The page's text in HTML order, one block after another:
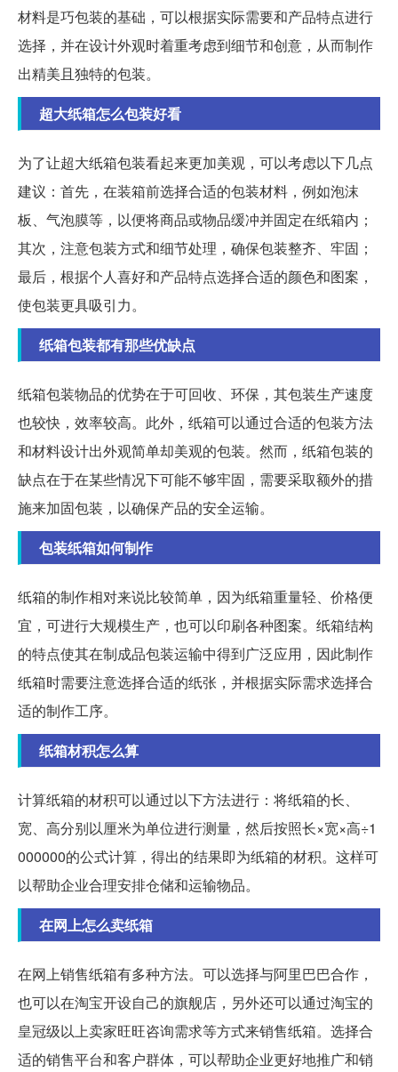
材料是巧包装的基础，可以根据实际需要和产品特点进行
选择，并在设计外观时着重考虑到细节和创意，从而制作
出精美且独特的包装。
超大纸箱怎么包装好看
为了让超大纸箱包装看起来更加美观，可以考虑以下几点
建议：首先，在装箱前选择合适的包装材料，例如泡沫
板、气泡膜等，以便将商品或物品缓冲并固定在纸箱内；
其次，注意包装方式和细节处理，确保包装整齐、牢固；
最后，根据个人喜好和产品特点选择合适的颜色和图案，
使包装更具吸引力。
纸箱包装都有那些优缺点
纸箱包装物品的优势在于可回收、环保，其包装生产速度
也较快，效率较高。此外，纸箱可以通过合适的包装方法
和材料设计出外观简单却美观的包装。然而，纸箱包装的
缺点在于在某些情况下可能不够牢固，需要采取额外的措
施来加固包装，以确保产品的安全运输。
包装纸箱如何制作
纸箱的制作相对来说比较简单，因为纸箱重量轻、价格便
宜，可进行大规模生产，也可以印刷各种图案。纸箱结构
的特点使其在制成品包装运输中得到广泛应用，因此制作
纸箱时需要注意选择合适的纸张，并根据实际需求选择合
适的制作工序。
纸箱材积怎么算
计算纸箱的材积可以通过以下方法进行：将纸箱的长、
宽、高分别以厘米为单位进行测量，然后按照长×宽×高÷1
000000的公式计算，得出的结果即为纸箱的材积。这样可
以帮助企业合理安排仓储和运输物品。
在网上怎么卖纸箱
在网上销售纸箱有多种方法。可以选择与阿里巴巴合作，
也可以在淘宝开设自己的旗舰店，另外还可以通过淘宝的
皇冠级以上卖家旺旺咨询需求等方式来销售纸箱。选择合
适的销售平台和客户群体，可以帮助企业更好地推广和销